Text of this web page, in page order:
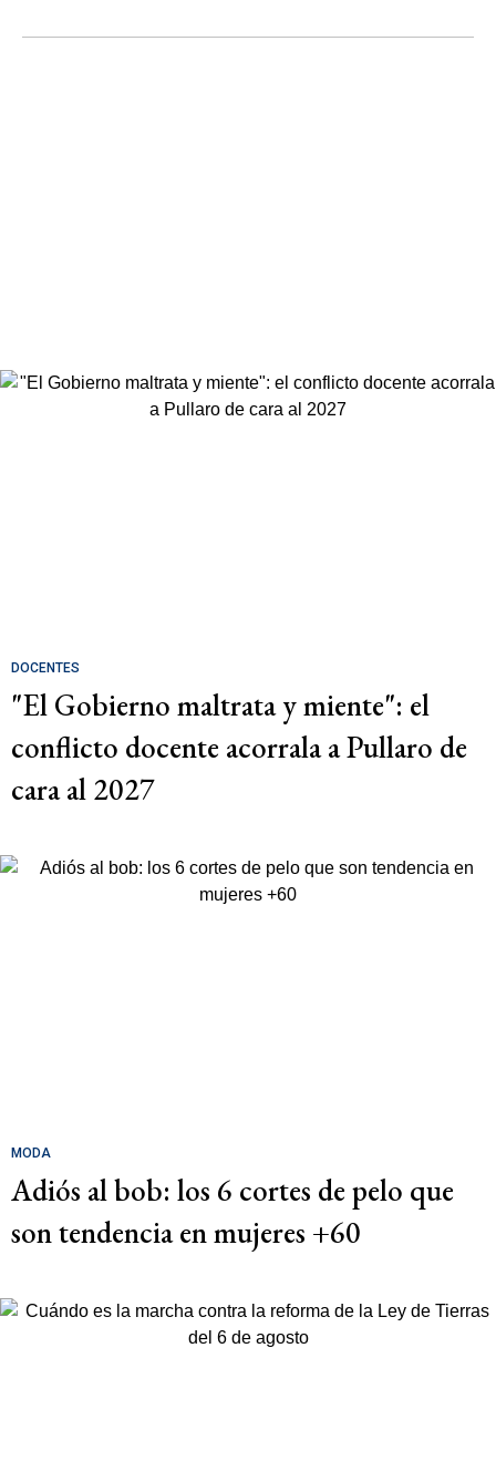
DOCENTES
"El Gobierno maltrata y miente": el
conflicto docente acorrala a Pullaro de
cara al 2027
MODA
Adiós al bob: los 6 cortes de pelo que
son tendencia en mujeres +60